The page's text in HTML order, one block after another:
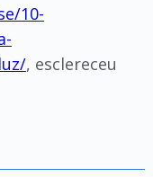
10-
, esclereceu